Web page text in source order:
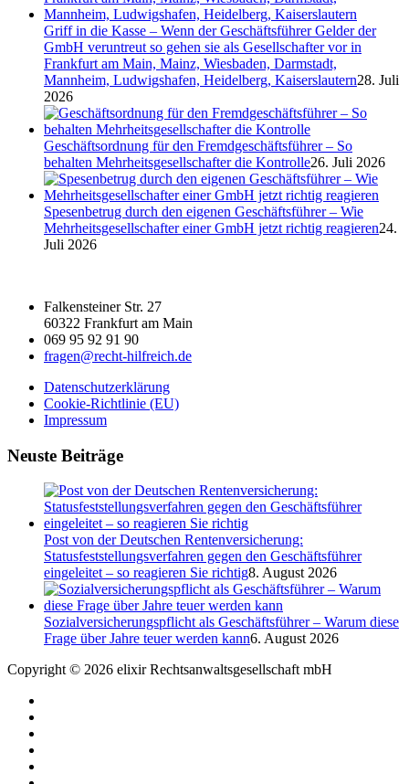
Griff in die Kasse – Wenn der Geschäftsführer Gelder der
GmbH veruntreut so gehen sie als Gesellschafter vor in
Frankfurt am Main, Mainz, Wiesbaden, Darmstadt,
Mannheim, Ludwigshafen, Heidelberg, Kaiserslautern28. Juli
2026
Geschäftsordnung für den Fremdgeschäftsführer – So
behalten Mehrheitsgesellschafter die Kontrolle26. Juli 2026
Spesenbetrug durch den eigenen Geschäftsführer – Wie
Mehrheitsgesellschafter einer GmbH jetzt richtig reagieren24.
Juli 2026
Falkensteiner Str. 27
60322 Frankfurt am Main
069 95 92 91 90
fragen@recht-hilfreich.de
Datenschutzerklärung
Cookie-Richtlinie (EU)
Impressum
Neuste Beiträge
Post von der Deutschen Rentenversicherung:
Statusfeststellungsverfahren gegen den Geschäftsführer
eingeleitet – so reagieren Sie richtig8. August 2026
Sozialversicherungspflicht als Geschäftsführer – Warum diese
Frage über Jahre teuer werden kann6. August 2026
Copyright © 2026 elixir Rechtsanwaltsgesellschaft mbH